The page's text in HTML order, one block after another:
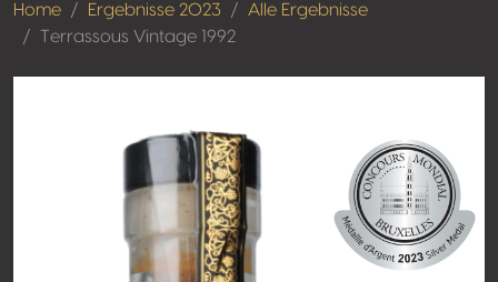
Home Ergebnisse 2023
Alle Ergebnisse
Terrassous Vintage 1992